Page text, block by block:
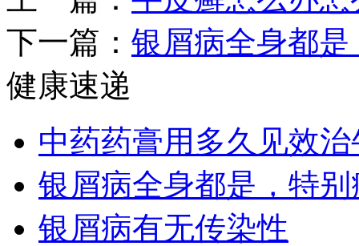
下一篇： 银屑病全身都
健康速递
中药药膏用多久见效
银屑病全身都是，特
银屑病有无传染性